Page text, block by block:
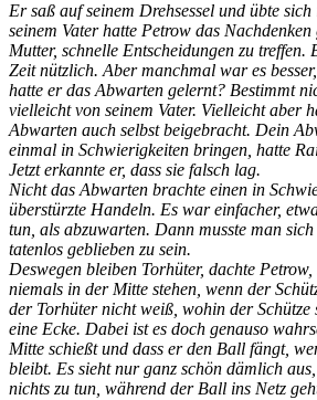
Er saß auf seinem Drehsessel und übte
seinem Vater hatte Petrow das
Mutter, schnelle Entscheidungen zu treffen.
Zeit nützlich. Aber manchmal war es
hatte er das Abwarten gelernt? Bestimmt
vielleicht von seinem Vater. Vielleicht aber
Abwarten auch selbst beigebracht. Dein
einmal in Schwierigkeiten bringen, hatte
Jetzt erkannte er, dass sie falsch lag.
Nicht das Abwarten brachte einen in
überstürzte Handeln. Es war einfacher,
tun, als abzuwarten. Dann musste man
tatenlos geblieben zu sein.
Deswegen bleiben Torhüter, dachte
niemals in der Mitte stehen, wenn der
der Torhüter nicht weiß, wohin der
eine Ecke. Dabei ist es doch genauso
Mitte schießt und dass er den Ball fängt,
bleibt. Es sieht nur ganz schön dämlich
nichts zu tun, während der Ball ins Netz